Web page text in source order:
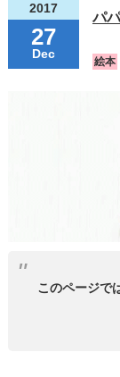
2017
27
Dec
パ
絵本
このページで